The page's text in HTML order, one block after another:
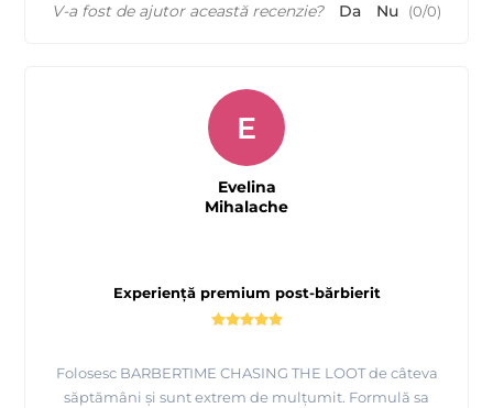
V-a fost de ajutor această recenzie? Da Nu (0/0)
Experiență premium post-bărbierit
Folosesc BARBERTIME CHASING THE LOOT de câteva
săptămâni și sunt extrem de mulțumit. Formulă sa
E
Evelina
Mihalache